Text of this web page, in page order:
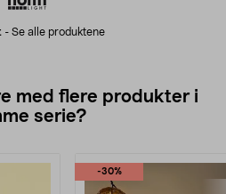
- Se alle produktene
med flere produkter i
serie?
-30%